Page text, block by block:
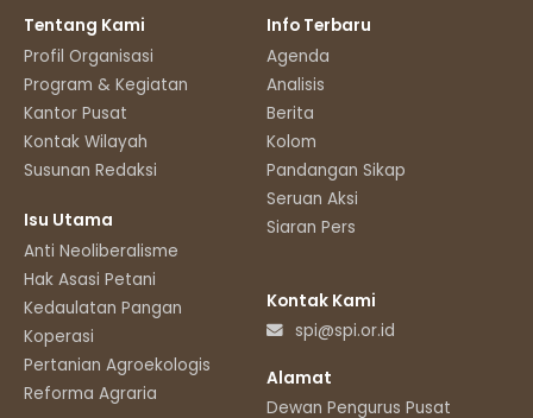
Tentang Kami
Profil Organisasi
Program & Kegiatan
Kantor Pusat
Kontak Wilayah
Susunan Redaksi
Isu Utama
Anti Neoliberalisme
Hak Asasi Petani
Kedaulatan Pangan
Koperasi
Pertanian Agroekologis
Reforma Agraria
Info Terbaru
Agenda
Analisis
Berita
Kolom
Pandangan Sikap
Seruan Aksi
Siaran Pers
Kontak Kami
spi@spi.or.id
Alamat
Dewan Pengurus Pusat